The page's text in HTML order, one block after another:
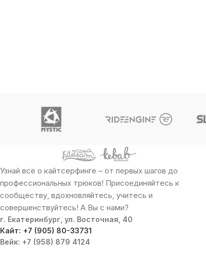
Узнай всё о кайтсерфинге – от первых шагов до
профессиональных трюков! Присоединяйтесь к
сообществу, вдохновляйтесь, учитесь и
совершенствуйтесь! А Вы с нами?
г. Екатеринбург, ул. Восточная, 40
Кайт: +7 (905) 80-33731
Вейк: +7 (958) 879 4124